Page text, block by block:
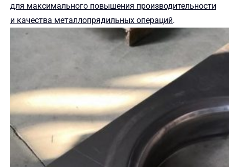
для максимального повышения производительности
и качества металлопрядильных операций.